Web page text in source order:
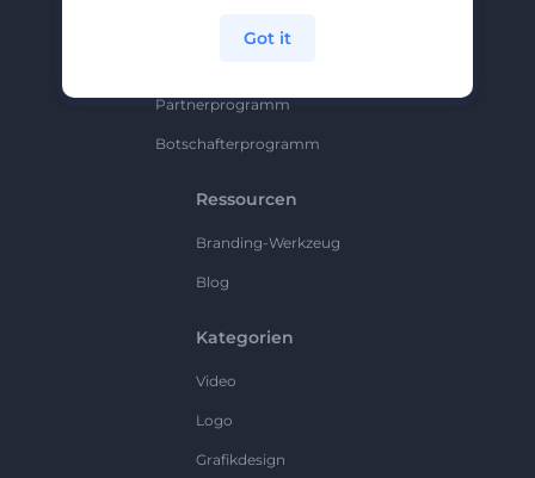
Partnerprogramm
Botschafterprogramm
Ressourcen
Branding-Werkzeug
Blog
Kategorien
Video
Logo
Grafikdesign
Got it